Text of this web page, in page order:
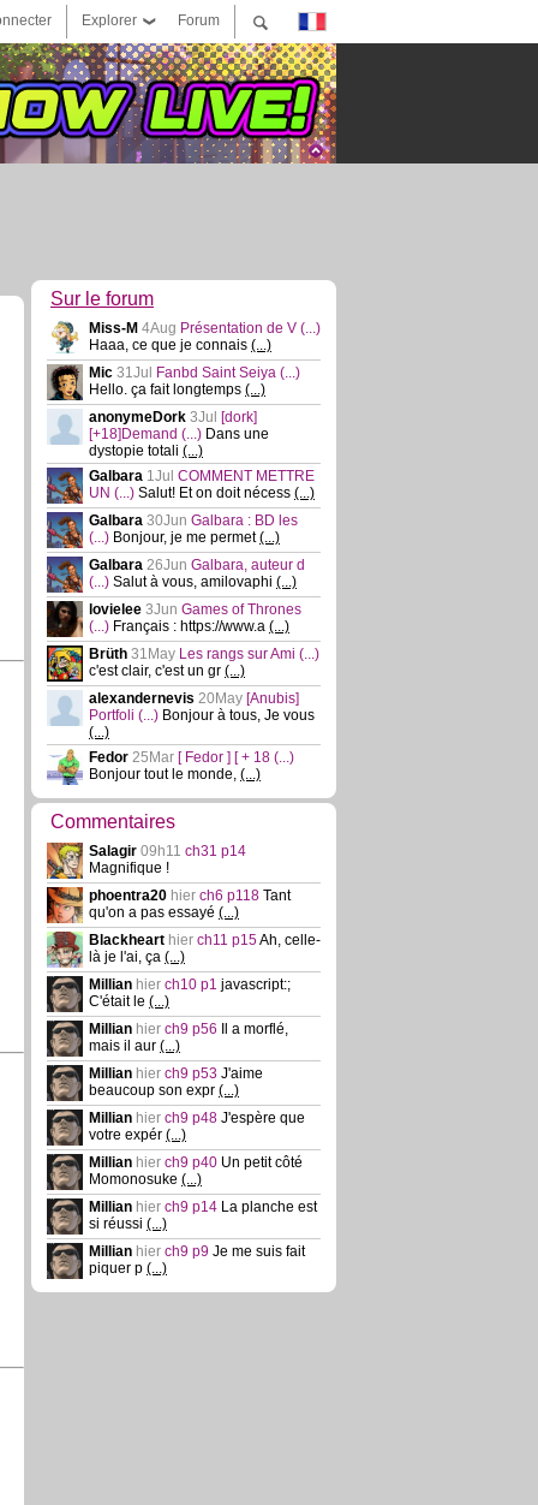
Forum
Explorer
Sur le forum
Miss-M 4Aug Présentation de V (...)
Haaa, ce que je connais (...)
Mic 31Jul Fanbd Saint Seiya (...)
Hello. ça fait longtemps (...)
anonymeDork 3Jul
[dork]
[+18]Demand (...) Dans une
dystopie totali (...)
Galbara 1Jul COMMENT METTRE
UN (...) Salut! Et on doit nécess (...)
Galbara 30Jun Galbara : BD les
(...) Bonjour, je me permet(...)
Galbara 26Jun Galbara, auteur d
(...) Salut à vous, amilovaphi (...)
lovielee 3Jun Games of Thrones
(...) Français : https://www.a (...)
Brüth 31May Les rangs sur Ami (...)
c'est clair, c'est un gr (...)
alexandernevis 20May [Anubis]
Portfoli (...) Bonjour à tous, Je vous
(...)
Fedor 25Mar [ Fedor ] [ + 18 (...)
Bonjour tout le monde, (...)
Commentaires
Salagir 09h11 ch31 p14
Magnifique !
phoentra20 hier ch6 p118 Tant
qu'on a pas essayé (...)
Blackheart hier ch11 p15Ah, celle-
là je l'ai, ça (...)
Millian hier ch10 p1 javascript:;
C'était le (...)
Millian hier ch9 p56
Il a morflé,
mais il aur (...)
Millian hier ch9 p53 J'aime
beaucoup son expr (...)
Millian hier ch9 p48 J'espère que
votre expér (...)
Millian hier ch9 p40 Un petit côté
Momonosuke (...)
Millian hier ch9 p14 La planche est
si réussi (...)
Millian hier ch9 p9 Je me suis fait
piquer p (...)